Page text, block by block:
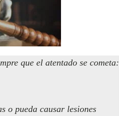
que el atentado se cometa:
o pueda causar lesiones